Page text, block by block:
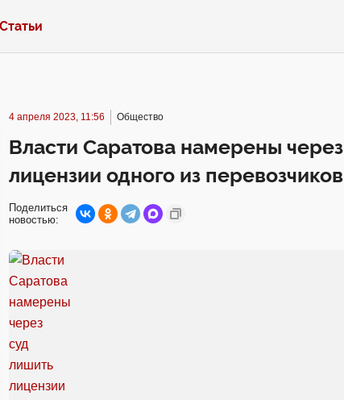
Статьи
4 апреля 2023, 11:56 Общество
Власти Саратова намерены
лицензии одного из перевозчиков
Поделиться
новостью: